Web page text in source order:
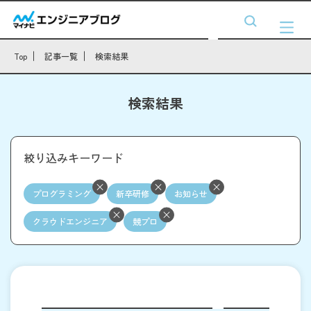
Top 記事一覧 検索結果
検索結果
絞り込みキーワード
プログラミング 新卒研修 お知らせ
クラウドエンジニア 競プロ